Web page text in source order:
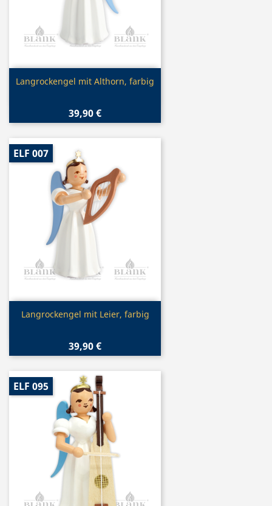
Vorschau
Langrockengel mit Althorn, farbig
39,90 €
Vorschau
Langrockengel mit Leier, farbig
39,90 €
ELF 007
ELF 095